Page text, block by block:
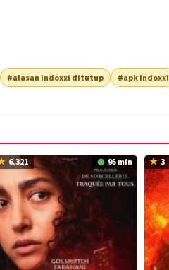
#alasan indoxxi ditutup
#apk indoxxi
6.321 95 min 3